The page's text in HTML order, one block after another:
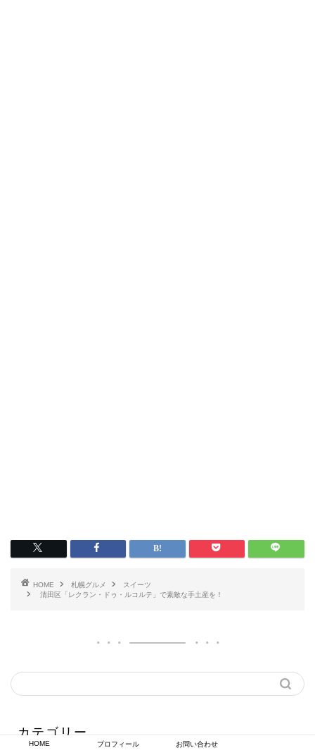
HOME 札幌グルメ
スイーツ
清田区「レクラン・ドゥ・ルコルテ」で素敵な手土産を！
カテゴリー
HOME プロフィール お問い合わせ